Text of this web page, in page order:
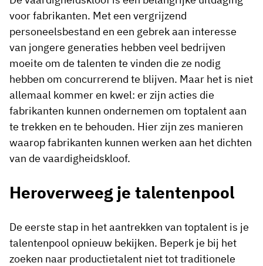
voor fabrikanten. Met een vergrijzend
personeelsbestand en een gebrek aan interesse
van jongere generaties hebben veel bedrijven
moeite om de talenten te vinden die ze nodig
hebben om concurrerend te blijven. Maar het is niet
allemaal kommer en kwel: er zijn acties die
fabrikanten kunnen ondernemen om toptalent aan
te trekken en te behouden. Hier zijn zes manieren
waarop fabrikanten kunnen werken aan het dichten
van de vaardigheidskloof.
Heroverweeg je talentenpool
De eerste stap in het aantrekken van toptalent is je
talentenpool opnieuw bekijken. Beperk je bij het
zoeken naar productietalent niet tot traditionele